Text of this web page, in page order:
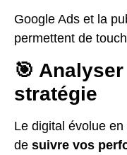
Google Ads et la
permettent de
🎯
stratégie
Le digital évolue
de suivre vos